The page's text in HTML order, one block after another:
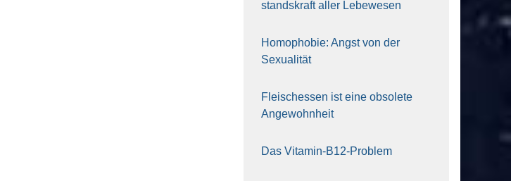
stands­kraft aller Lebe­we­sen
Homo­pho­bie: Angst von der
Sexua­li­tät
Fleisch­essen ist eine obso­le­te
An‍ge‍wohn‍heit
Das Vit­amin-B12-Pro­blem